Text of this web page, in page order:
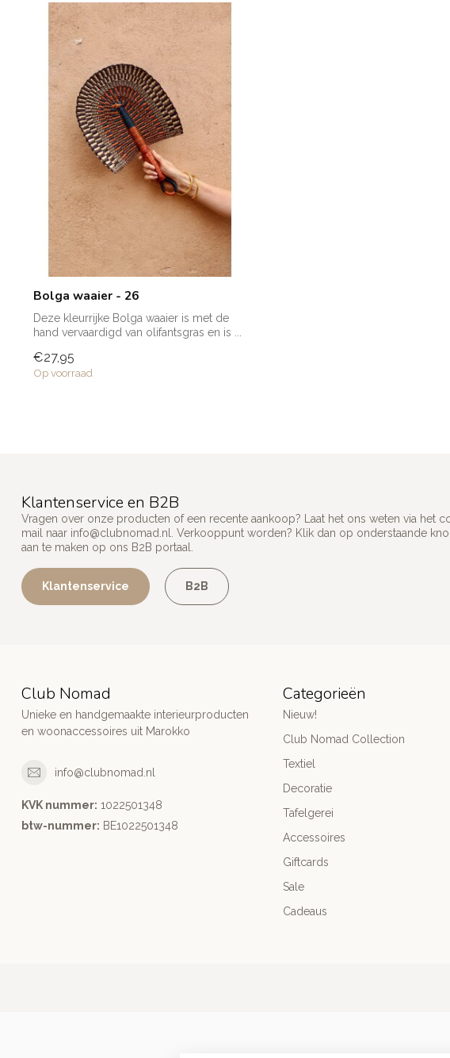
Bolga waaier - 26
Deze kleurrijke Bolga waaier is met de
hand vervaardigd van olifantsgras en is ...
€27,95
Op voorraad
Klantenservice en B2B
Vragen over onze producten of een recente aankoop? Laat het ons weten via het
mail naar info@clubnomad.nl. Verkooppunt worden? Klik dan op onderstaande
aan te maken op ons B2B portaal.
Klantenservice B2B
Club Nomad
Unieke en handgemaakte interieurproducten
en woonaccessoires uit Marokko
info@clubnomad.nl
KVK nummer: 1022501348
btw-nummer: BE1022501348
Categorieën
Nieuw!
Club Nomad Collection
Textiel
Decoratie
Tafelgerei
Accessoires
Giftcards
Sale
Cadeaus